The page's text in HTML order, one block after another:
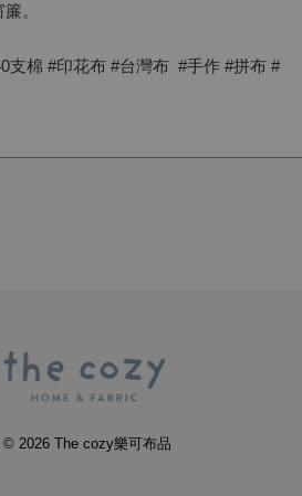
。
支棉 #印花布 #台灣布 #手作 #拼布 #
© 2026 The cozy樂可布品